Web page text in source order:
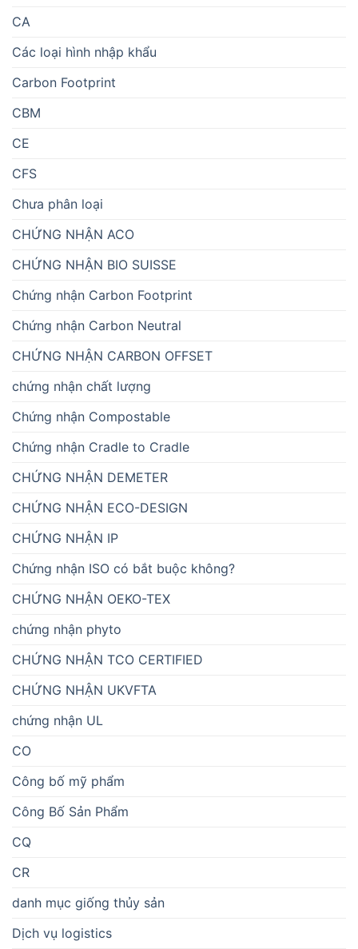
CA
Các loại hình nhập khẩu
Carbon Footprint
CBM
CE
CFS
Chưa phân loại
CHỨNG NHẬN ACO
CHỨNG NHẬN BIO SUISSE
Chứng nhận Carbon Footprint
Chứng nhận Carbon Neutral
CHỨNG NHẬN CARBON OFFSET
chứng nhận chất lượng
Chứng nhận Compostable
Chứng nhận Cradle to Cradle
CHỨNG NHẬN DEMETER
CHỨNG NHẬN ECO-DESIGN
CHỨNG NHẬN IP
Chứng nhận ISO có bắt buộc không?
CHỨNG NHẬN OEKO-TEX
chứng nhận phyto
CHỨNG NHẬN TCO CERTIFIED
CHỨNG NHẬN UKVFTA
chứng nhận UL
CO
Công bố mỹ phẩm
Công Bố Sản Phẩm
CQ
CR
danh mục giống thủy sản
Dịch vụ logistics